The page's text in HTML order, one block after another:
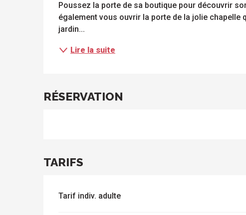
Toutes
les
Poussez la porte de sa boutique pour découvrir
également vous ouvrir la porte de la jolie chapelle
jardin...
Lire la suite
RÉSERVATION
TARIFS
Tarif indiv. adulte